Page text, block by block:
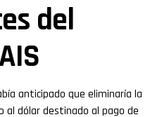
del
anticipado que eliminaría la
al dólar destinado al pago de